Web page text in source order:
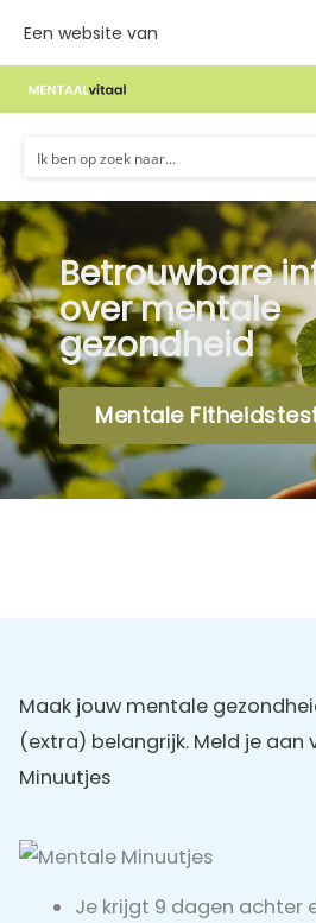
Een website van
Betrouwbare
over mentale
gezondheid
Mentale
Maak jouw mentale
(extra) belangrijk. Meld je aan
Minuutjes
Je krijgt 9 dagen achter